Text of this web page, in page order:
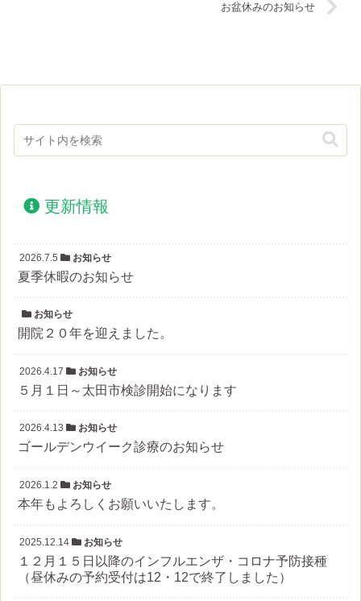
お盆休みのお知らせ
更新情報
2026.7.5 お知らせ
夏季休暇のお知らせ
お知らせ
開院２０年を迎えました。
2026.4.17 お知らせ
５月１日～太田市検診開始になります
2026.4.13 お知らせ
ゴールデンウイーク診療のお知らせ
2026.1.2 お知らせ
本年もよろしくお願いいたします。
2025.12.14 お知らせ
１２月１５日以降のインフルエンザ・コロナ予防接種
（昼休みの予約受付は12・12で終了しました）